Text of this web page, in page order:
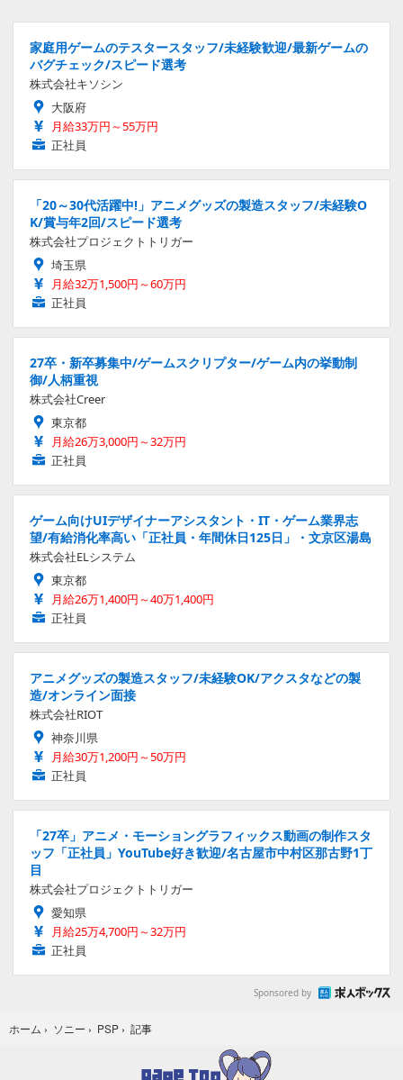
家庭用ゲームのテスタースタッフ/未経験歓迎/最新ゲームの
バグチェック/スピード選考
株式会社キソシン
大阪府
月給33万円～55万円
正社員
「20～30代活躍中!」アニメグッズの製造スタッフ/未経験O
K/賞与年2回/スピード選考
株式会社プロジェクトトリガー
埼玉県
月給32万1,500円～60万円
正社員
27卒・新卒募集中/ゲームスクリプター/ゲーム内の挙動制
御/人柄重視
株式会社Creer
東京都
月給26万3,000円～32万円
正社員
ゲーム向けUIデザイナーアシスタント・IT・ゲーム業界志
望/有給消化率高い「正社員・年間休日125日」・文京区湯島
株式会社ELシステム
東京都
月給26万1,400円～40万1,400円
正社員
アニメグッズの製造スタッフ/未経験OK/アクスタなどの製
造/オンライン面接
株式会社RIOT
神奈川県
月給30万1,200円～50万円
正社員
「27卒」アニメ・モーショングラフィックス動画の制作スタ
ッフ「正社員」YouTube好き歓迎/名古屋市中村区那古野1丁
目
株式会社プロジェクトトリガー
愛知県
月給25万4,700円～32万円
正社員
Sponsored by
ホーム › ソニー › PSP › 記事